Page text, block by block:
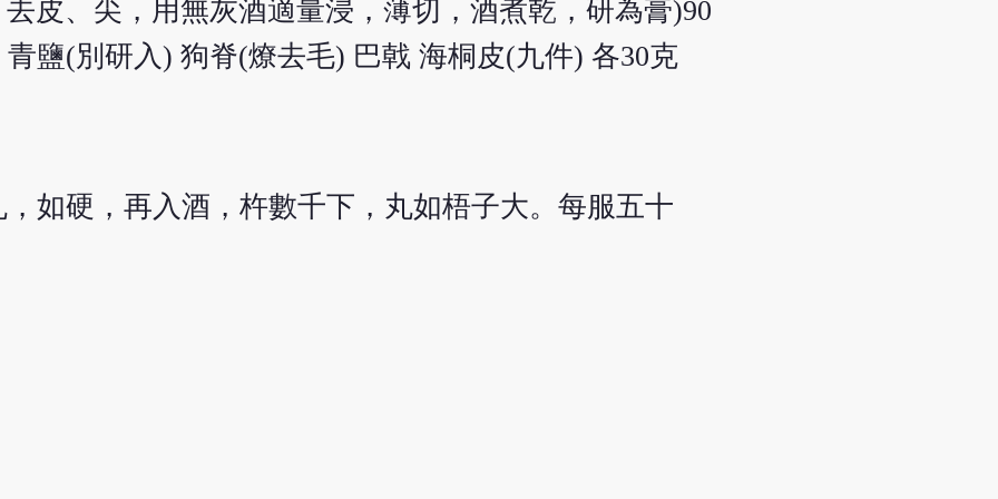
皮、尖，用無灰酒適量浸，薄切，酒煮乾，研為膏)90
鹽(別研入) 狗脊(燎去毛) 巴戟 海桐皮(九件) 各30克
如硬，再入酒，杵數千下，丸如梧子大。每服五十